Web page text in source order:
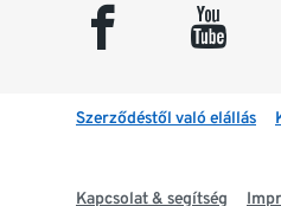
facebook youtube
Szerződéstől való elállás
Kapcsolat & segítség